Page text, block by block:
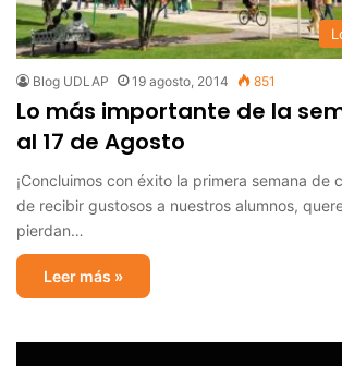
Blog UDLAP 19 agosto, 2014 851
Lo más importante de la
al 17 de Agosto
¡Concluimos con éxito la primera semana de
de recibir gustosos a nuestros alumnos,
pierdan…
Leer más »